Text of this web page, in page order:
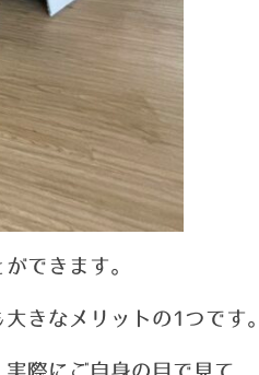
できます。
きなメリットの 1つです。